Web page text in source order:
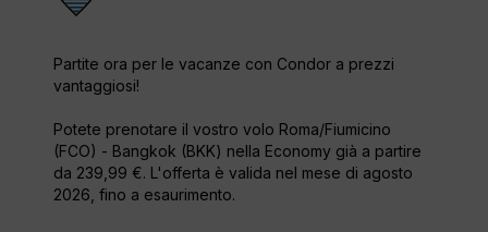
Partite ora per le vacanze con Condor a prezzi
vantaggiosi!
Potete prenotare il vostro volo Roma/Fiumicino
(FCO) - Bangkok (BKK) nella Economy già a partire
da 239,99 €. L'offerta è valida nel mese di agosto
2026, fino a esaurimento.